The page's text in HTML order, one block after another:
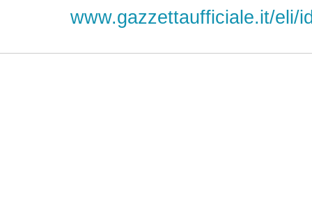
www.gazzettaufficiale.it/eli/